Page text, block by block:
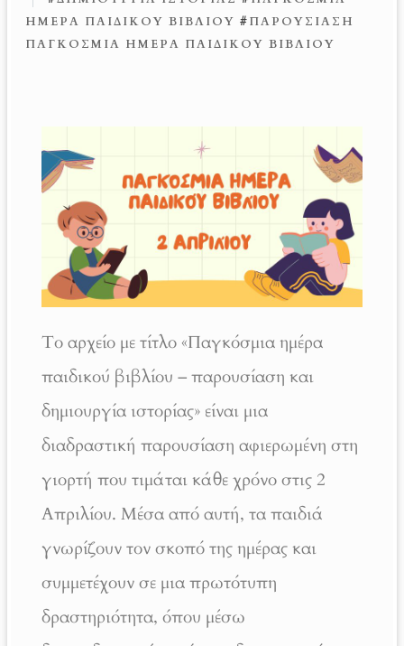
ΗΜΈΡΑ ΠΑΙΔΙΚΟΎ ΒΙΒΛΊΟΥ #ΠΑΡΟΥΣΊΑΣΗ
ΠΑΓΚΌΣΜΙΑ ΗΜΈΡΑ ΠΑΙΔΙΚΟΎ ΒΙΒΛΊΟΥ
Το αρχείο με τίτλο «Παγκόσμια ημέρα
παιδικού βιβλίου – παρουσίαση και
δημιουργία ιστορίας» είναι μια
διαδραστική παρουσίαση αφιερωμένη στη
γιορτή που τιμάται κάθε χρόνο στις 2
Απριλίου. Μέσα από αυτή, τα παιδιά
γνωρίζουν τον σκοπό της ημέρας και
συμμετέχουν σε μια πρωτότυπη
δραστηριότητα, όπου μέσω